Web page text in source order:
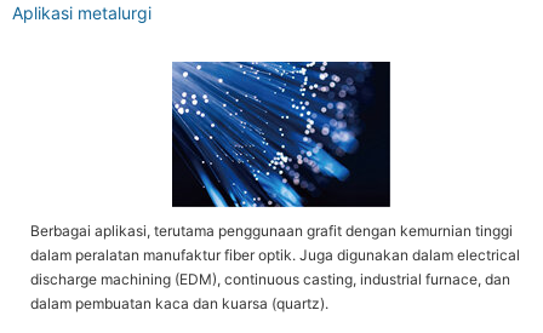
Aplikasi metalurgi
Berbagai aplikasi, terutama penggunaan grafit dengan kemurnian tinggi
dalam peralatan manufaktur fiber optik. Juga digunakan dalam electrical
discharge machining (EDM), continuous casting, industrial furnace, dan
dalam pembuatan kaca dan kuarsa (quartz).